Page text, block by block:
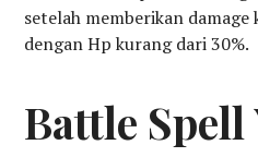
setelah memberikan damage
dengan Hp kurang dari 30%.
Battle